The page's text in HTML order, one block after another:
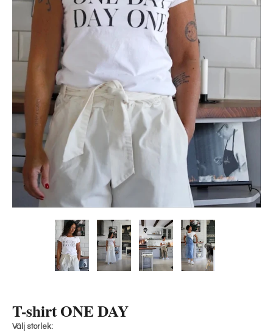
T-shirt ONE DAY
Välj storlek: